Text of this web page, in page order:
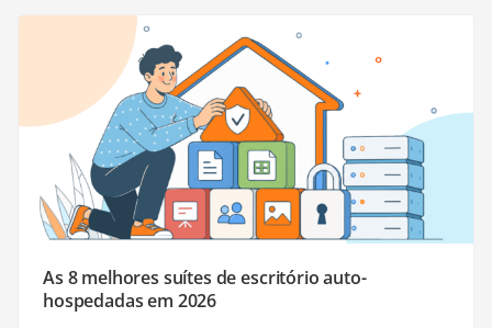
As 8 melhores suítes de escritório auto-
hospedadas em 2026